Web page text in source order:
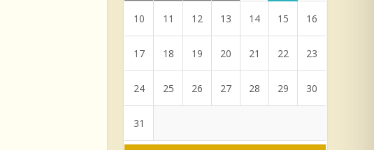
10 11 12 13 14 15 16
17 18 19 20 21 22 23
24 25 26 27 28 29 30
31